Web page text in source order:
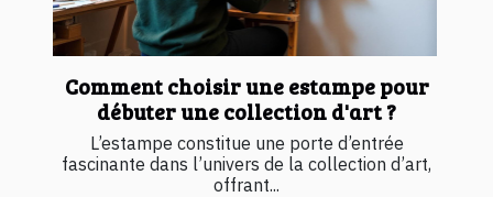
Comment choisir une estampe pour
débuter une collection d'art ?
L’estampe constitue une porte d’entrée
fascinante dans l’univers de la collection d’art,
offrant...